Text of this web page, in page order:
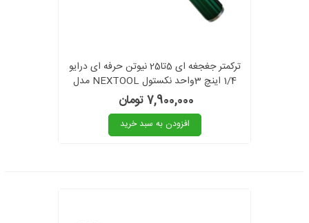
ترکمتر جغجغه ای 5تا25 نیوتن حرفه ای درایو
1/4 اینچ 3واحد نکستول NEXTOOL مدل
NEX-1/4 5-25nm کالیبراسیون دار
7,900,000 تومان
افزودن به سبد خرید